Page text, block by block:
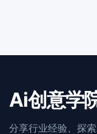
Ai创意学
分享行业经验、探